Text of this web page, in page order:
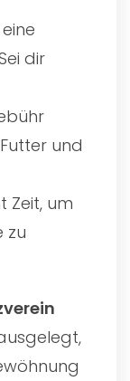
dir
und
Zeit, um
zu